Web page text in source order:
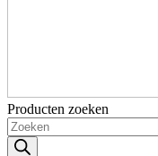
Producten zoeken